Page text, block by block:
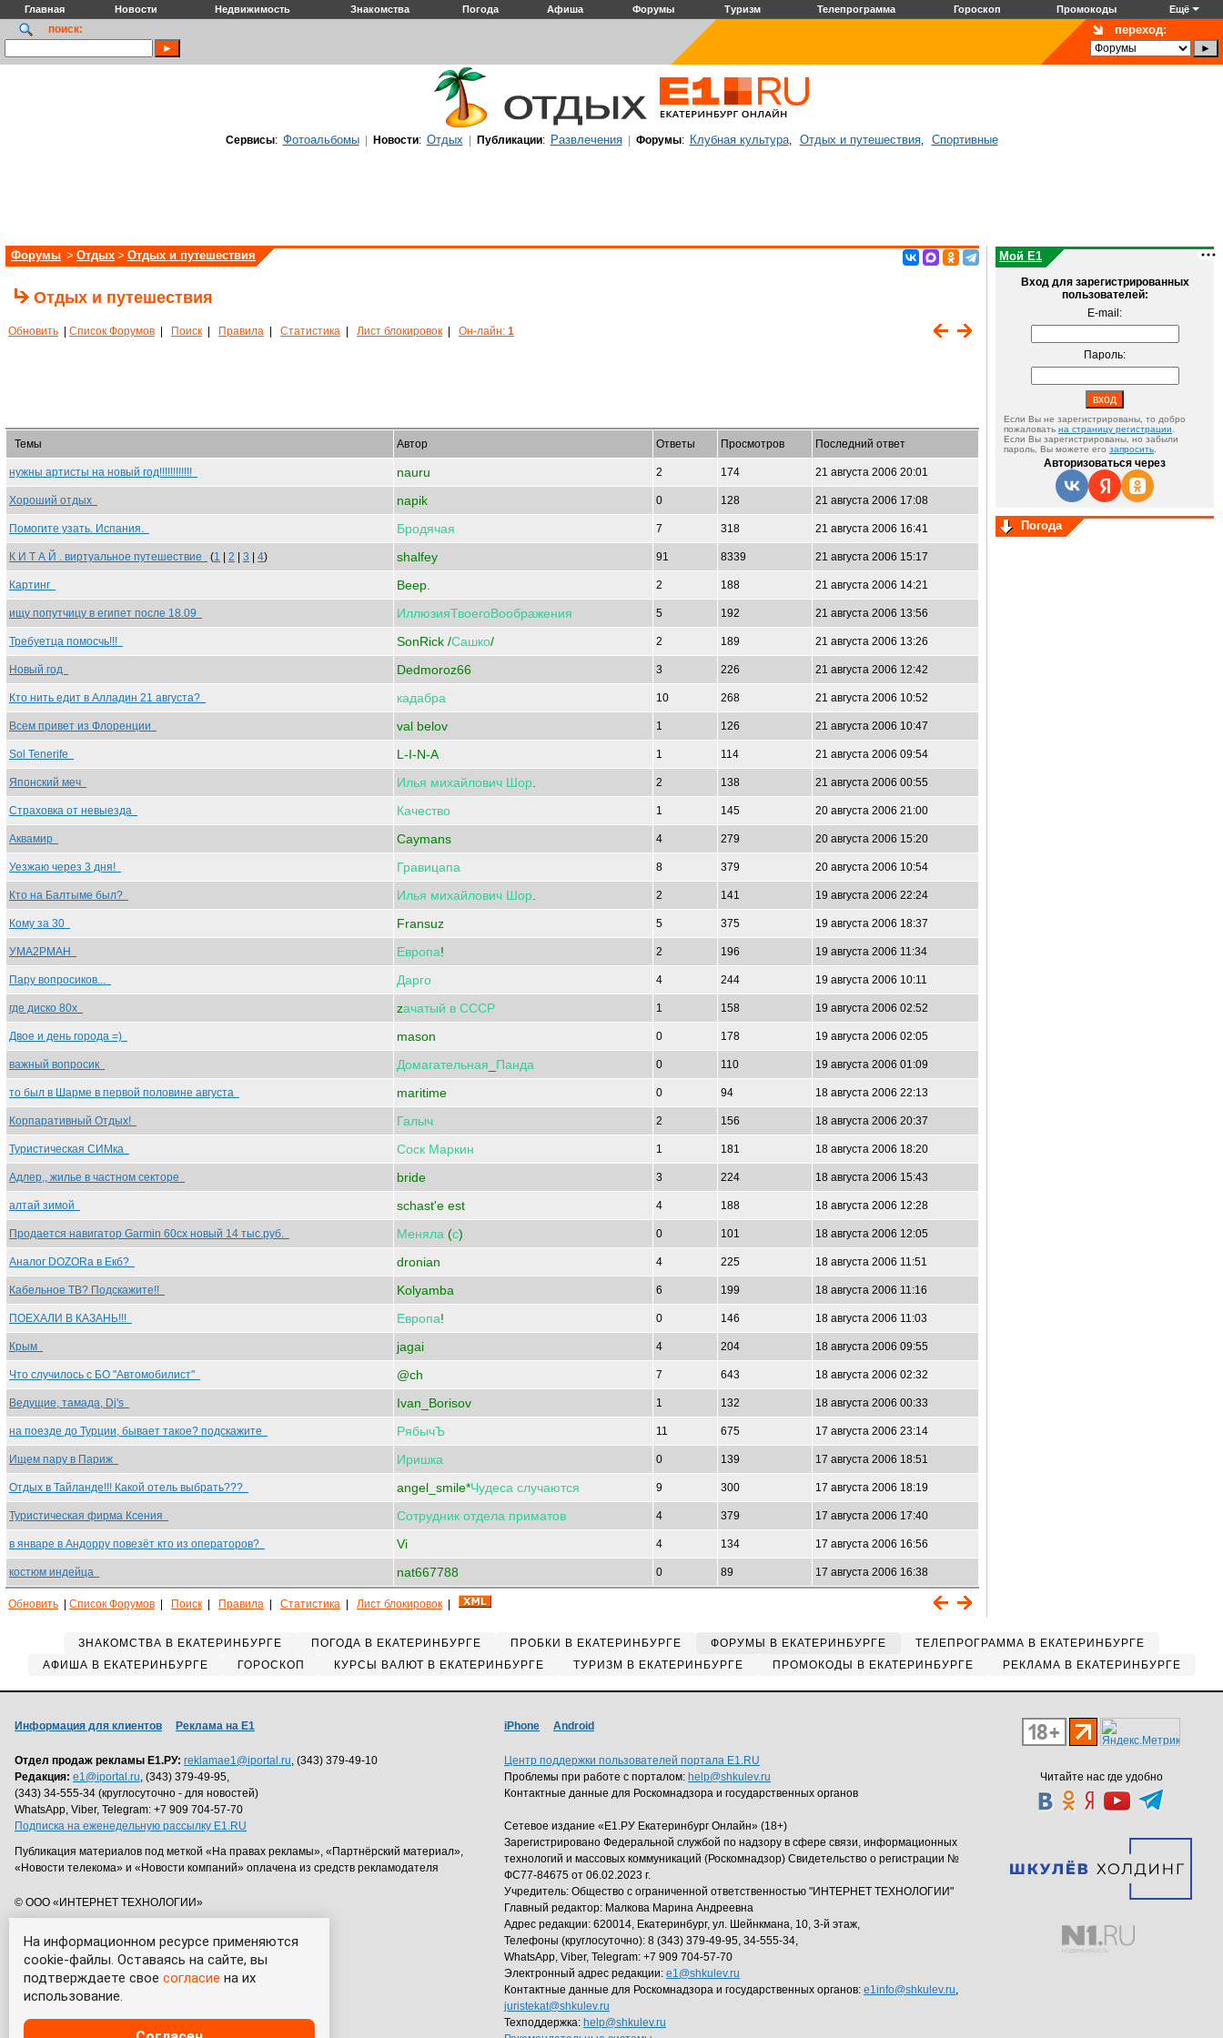
На информационном ресурсе применяются
cookie-файлы. Оставаясь на сайте, вы
подтверждаете свое согласие на их
использование.
Главная Новости Недвижимость Знакомства Погода Афиша Форумы Туризм Телепрограмма Гороскоп Промокоды Ещё
поиск: переход:
Сервисы: Фотоальбомы| Новости: Отдых| Публикации: Развлечения| Форумы: Клубная культура, Отдых и путешествия, Спортивные
Форумы > Отдых > Отдых и путешествия
Отдых и путешествия
Обновить Список Форумов Поиск Правила Статистика Лист блокировок Он-лайн: 1
Темы Автор Ответы Просмотров Последний ответ
нужны артисты на новый год!!!!!!!!!!!! nauru 2 174 21 августа 2006 20:01
Хороший отдых napik 0 128 21 августа 2006 17:08
Помогите узать. Испания. Бродячая 7 318 21 августа 2006 16:41
К И Т А Й . виртуальное путешествие (1 2 3 4) shalfey 91 8339 21 августа 2006 15:17
Картинг Beep. 2 188 21 августа 2006 14:21
ищу попутчицу в египет после 18.09 ИллюзияТвоегоВоображения 5 192 21 августа 2006 13:56
Требуетца помосчь!!! SonRick /Сашко/ 2 189 21 августа 2006 13:26
Новый год Dedmoroz66 3 226 21 августа 2006 12:42
Кто нить едит в Алладин 21 августа? кадабра 10 268 21 августа 2006 10:52
Всем привет из Флоренции val belov 1 126 21 августа 2006 10:47
Sol Tenerife L-I-N-A 1 114 21 августа 2006 09:54
Японский меч Илья михайлович Шор 2 138 21 августа 2006 00:55
Страховка от невыезда Качество 1 145 20 августа 2006 21:00
Аквамир Caymans 4 279 20 августа 2006 15:20
Уезжаю через 3 дня! Гравицапа 8 379 20 августа 2006 10:54
Кто на Балтыме был? Илья михайлович Шор 2 141 19 августа 2006 22:24
Кому за 30 Fransuz 5 375 19 августа 2006 18:37
УМА2РМАН Европа! 2 196 19 августа 2006 11:34
Пару вопросиков... Дарго 4 244 19 августа 2006 10:11
где диско 80х zачатый в СССР 1 158 19 августа 2006 02:52
Двое и день города =) mason 0 178 19 августа 2006 02:05
важный вопросик Домагательная Панда 0 110 19 августа 2006 01:09
то был в Шарме в первой половине августа maritime 0 94 18 августа 2006 22:13
Корпаративный Отдых! Галыч 2 156 18 августа 2006 20:37
Туристическая СИМка Соск Маркин 1 181 18 августа 2006 18:20
Адлер,, жилье в частном секторе bride 3 224 18 августа 2006 15:43
алтай зимой schast'e est 4 188 18 августа 2006 12:28
Продается навигатор Garmin 60cx новый 14 тыс.руб. Меняла (с) 0 101 18 августа 2006 12:05
Аналог DOZORa в Екб? dronian 4 225 18 августа 2006 11:51
Кабельное ТВ? Подскажите!! Kolyamba 6 199 18 августа 2006 11:16
ПОЕХАЛИ В КАЗАНЬ!!! Европа! 0 146 18 августа 2006 11:03
Крым jagai 4 204 18 августа 2006 09:55
Что случилось с БО "Автомобилист" @ch 7 643 18 августа 2006 02:32
Ведущие, тамада, Dj's Ivan_Borisov 1 132 18 августа 2006 00:33
на поезде до Турции, бывает такое? подскажите РябычЪ 11 675 17 августа 2006 23:14
Ищем пару в Париж Иришка 0 139 17 августа 2006 18:51
Отдых в Тайланде!!! Какой отель выбрать??? angel_smile*Чудеса случаются 9 300 17 августа 2006 18:19
Туристическая фирма Ксения Сотрудник отдела приматов 4 379 17 августа 2006 17:40
в январе в Андорру повезёт кто из операторов? Vi 4 134 17 августа 2006 16:56
костюм индейца nat667788 0 89 17 августа 2006 16:38
Обновить Список Форумов Поиск Правила Статистика Лист блокировок
Мой E1
Вход для зарегистрированных
пользователей:
E-mail:
Пароль:
Если Вы не зарегистрированы, то добро
пожаловать на страницу регистрации
Если Вы зарегистрированы, но забыли
пароль, Вы можете его запросить
Авторизоваться через
Погода
ЗНАКОМСТВА В ЕКАТЕРИНБУРГЕ ПОГОДА В ЕКАТЕРИНБУРГЕ ПРОБКИ В ЕКАТЕРИНБУРГЕ ФОРУМЫ В ЕКАТЕРИНБУРГЕ
ТЕЛЕПРОГРАММА В ЕКАТЕРИНБУРГЕ
АФИША В ЕКАТЕРИНБУРГЕ
ГОРОСКОП КУРСЫ ВАЛЮТ В ЕКАТЕРИНБУРГЕ ТУРИЗМ В ЕКАТЕРИНБУРГЕ ПРОМОКОДЫ В ЕКАТЕРИНБУРГЕ РЕКЛАМА В ЕКАТЕРИНБУРГЕ
Читайте нас где удобно
Информация для клиентов Реклама на Е1
Отдел продаж рекламы Е1.РУ: reklamae1@iportal.ru, (343) 379-49-10
Редакция: e1@iportal.ru, (343) 379-49-95,
(343) 34-555-34 (круглосуточно - для новостей)
WhatsApp, Viber, Telegram: +7 909 704-57-70
Подписка на еженедельную рассылку E1.RU
Публикация материалов под меткой «На правах рекламы», «Партнёрский материал»,
«Новости телекома» и «Новости компаний» оплачена из средств рекламодателя
© ООО «ИНТЕРНЕТ ТЕХНОЛОГИИ»
iPhone Android
Центр поддержки пользователей портала E1.RU
Проблемы при работе с порталом: help@shkulev.ru
Контактные данные для Роскомнадзора и государственных органов
Сетевое издание «Е1.РУ Екатеринбург Онлайн» (18+)
Зарегистрировано Федеральной службой по надзору в сфере связи, информационных
технологий и массовых коммуникаций (Роскомнадзор) Свидетельство о регистрации №
ФС77-84675 от 06.02.2023 г.
Учредитель: Общество с ограниченной ответственностью "ИНТЕРНЕТ ТЕХНОЛОГИИ"
Главный редактор: Малкова Марина Андреевна
Адрес редакции: 620014, Екатеринбург, ул. Шейнкмана, 10, 3-й этаж,
Телефоны (круглосуточно): 8 (343) 379-49-95, 34-555-34,
WhatsApp, Viber, Telegram: +7 909 704-57-70
Электронный адрес редакции: e1@shkulev.ru
Контактные данные для Роскомнадзора и государственных органов: e1info@shkulev.ru,
juristekat@shkulev.ru
Техподдержка: help@shkulev.ru